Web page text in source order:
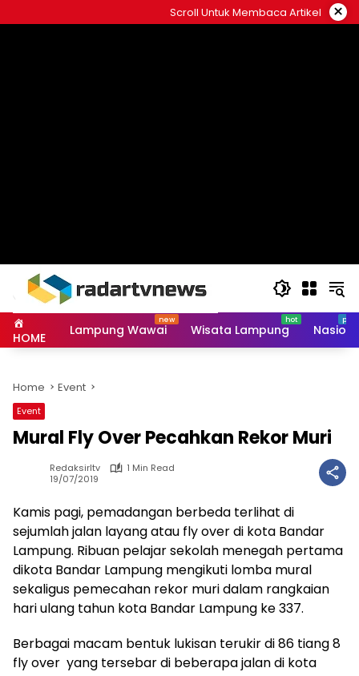
to
Scroll Untuk Membaca Artikel ×
HOME Lampung Wawai Wisata Lampung
Home Event
Event
Mural Fly Over Pecahkan Rekor Muri
Redaksirltv
1 Min Read
19/07/2019
Kamis pagi, pemadangan berbeda terlihat di
sejumlah jalan layang atau fly over di kota Bandar
Lampung. Ribuan pelajar sekolah menegah pertama
dikota Bandar Lampung mengikuti lomba mural
sekaligus pemecahan rekor muri dalam rangkaian
hari ulang tahun kota Bandar Lampung ke 337.
Berbagai macam bentuk lukisan terukir di 86 tiang 8
fly over yang tersebar di beberapa jalan di kota